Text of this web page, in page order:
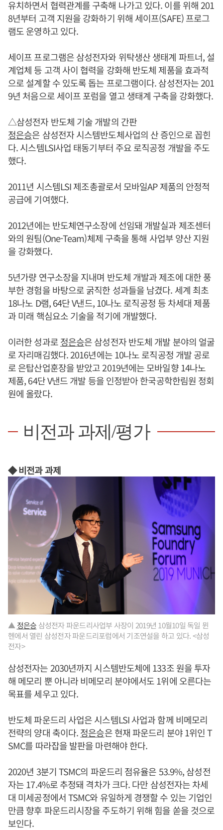
유치하면서 협력관계를 구축해 나가고 있다. 이를 위해 201
8년부터 고객 지원을 강화하기 위해 세이프(SAFE) 프로그
램도 운영하고 있다.
세이프 프로그램은 삼성전자와 위탁생산 생태계 파트너, 설
계업체 등 고객 사이 협력을 강화해 반도체 제품을 효과적
으로 설계할 수 있도록 돕는 프로그램이다. 삼성전자는 201
9년 처음으로 세이프 포럼을 열고 생태계 구축을 강화했다.
△삼성전자 반도체 기술 개발의 간판
정은승은 삼성전자 시스템반도체사업의 산 증인으로 꼽힌
다. 시스템LSI사업 태동기부터 주요 로직공정 개발을 주도
했다.
2011년 시스템LSI 제조총괄로서 모바일AP 제품의 안정적
공급에 기여했다.
2012년에는 반도체연구소장에 선임돼 개발실과 제조센터
와의 원팀(One-Team)체제 구축을 통해 사업부 양산 지원
을 강화했다.
5년가량 연구소장을 지내며 반도체 개발과 제조에 대한 풍
부한 경험을 바탕으로 굵직한 성과들을 남겼다. 세계 최초
18나노 D램, 64단 V낸드, 10나노 로직공정 등 차세대 제품
과 미래 핵심요소 기술을 적기에 개발했다.
이러한 성과로정은승은 삼성전자 반도체 개발 분야의 얼굴
로 자리매김했다. 2016년에는 10나노 로직공정 개발 공로
로 은탑산업훈장을 받았고 2019년에는 모바일향 14나노
제품, 64단 V낸드 개발 등을 인정받아 한국공학한림원 정회
원에 올랐다.
비전과 과제/평가
◆ 비전과 과제
▲ 정은승 삼성전자 파운드리사업부 사장이 2019년 10월10일 독일 뮌
헨에서 열린 삼성전자 파운드리포럼에서 기조연설을 하고 있다. <삼성
전자>
삼성전자는 2030년까지 시스템반도체에 133조 원을 투자
해 메모리 뿐 아니라 비메모리 분야에서도 1위에 오른다는
목표를 세우고 있다.
반도체 파운드리 사업은 시스템LSI 사업과 함께 비메모리
전략의 양대 축이다.정은승은 현재 파운드리 분야 1위인 T
SMC를 따라잡을 발판을 마련해야 한다.
2020년 3분기 TSMC의 파운드리 점유율은 53.9%, 삼성전
자는 17.4%로 추정돼 격차가 크다. 다만 삼성전자는 차세
대 미세공정에서 TSMC와 유일하게 경쟁할 수 있는 기업인
만큼 향후 파운드리시장을 주도하기 위해 힘을 쏟을 것으로
보인다.